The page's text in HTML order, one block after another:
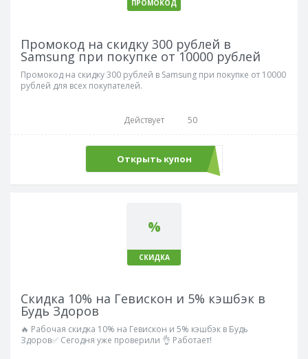
ПРОМОКОД
Промокод на скидку 300 рублей в
Samsung при покупке от 10000 рублей
Промокод на скидку 300 рублей в Samsung при покупке от 10000
рублей для всех покупателей.
Действует 50
Открыть купон
welcome300
%
СКИДКА
Скидка 10% на Гевискон и 5% кэшбэк в
Будь Здоров
🔥 Рабочая скидка 10% на Гевискон и 5% кэшбэк в Будь
Здоров✅ Сегодня уже проверили 👌 Работает!